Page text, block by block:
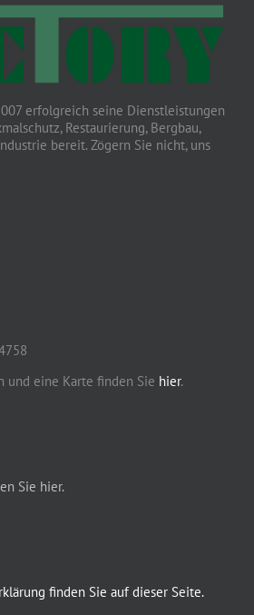
erfolgreich seine Dienstleistungen
Restaurierung, Bergbau,
bereit. Zögern Sie nicht, uns
und eine Karte finden Sie hier.
Sie hier.
finden Sie auf dieser Seite.